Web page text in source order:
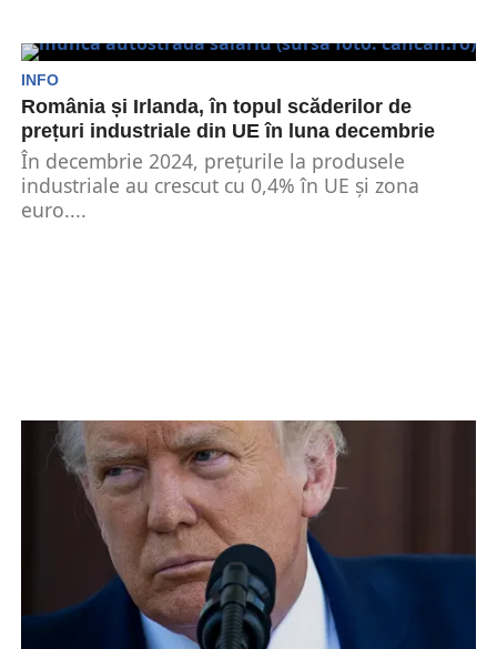
INFO
România și Irlanda, în topul scăderilor de
prețuri industriale din UE în luna decembrie
În decembrie 2024, prețurile la produsele
industriale au crescut cu 0,4% în UE și zona
euro....